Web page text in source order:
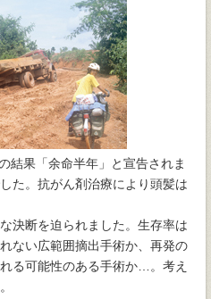
結果「余命半年」と宣告されま
た。抗がん剤治療により頭髪は
決断を迫られました。生存率は
ない広範囲摘出手術か、再発の
る可能性のある手術か…。考え